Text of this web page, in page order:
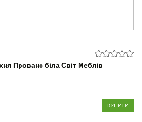
Прованс біла Світ Меблів
КУПИТИ